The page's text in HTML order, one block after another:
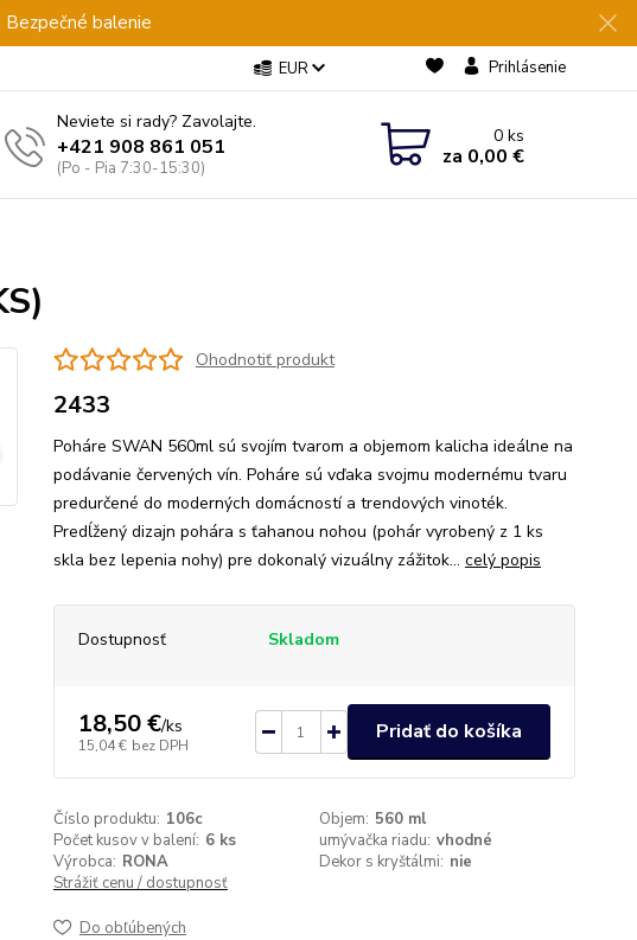
balenie
EUR Prihlásenie
Neviete si rady? Zavolajte.
+421 908 861 051
(Po - Pia 7:30-15:30)
0ks
za 0,00 €
Ohodnotiť produkt
2433
Poháre SWAN 560ml sú svojím tvarom a objemom kalicha ideálne na
podávanie červených vín. Poháre sú vďaka svojmu modernému tvaru
predurčené do moderných domácností a trendových vinoték.
Predĺžený dizajn pohára s ťahanou nohou (pohár vyrobený z 1 ks
skla bez lepenia nohy) pre dokonalý vizuálny zážitok... celý popis
Dostupnosť Skladom
18,50 €/ks
15,04 € bez DPH
Pridať do košíka
Číslo produktu: 106c Objem: 560 ml
Počet kusov v balení: 6 ks umývačka riadu: vhodné
Výrobca: RONA Dekor s kryštálmi: nie
Strážiť cenu / dostupnosť
Do obľúbených